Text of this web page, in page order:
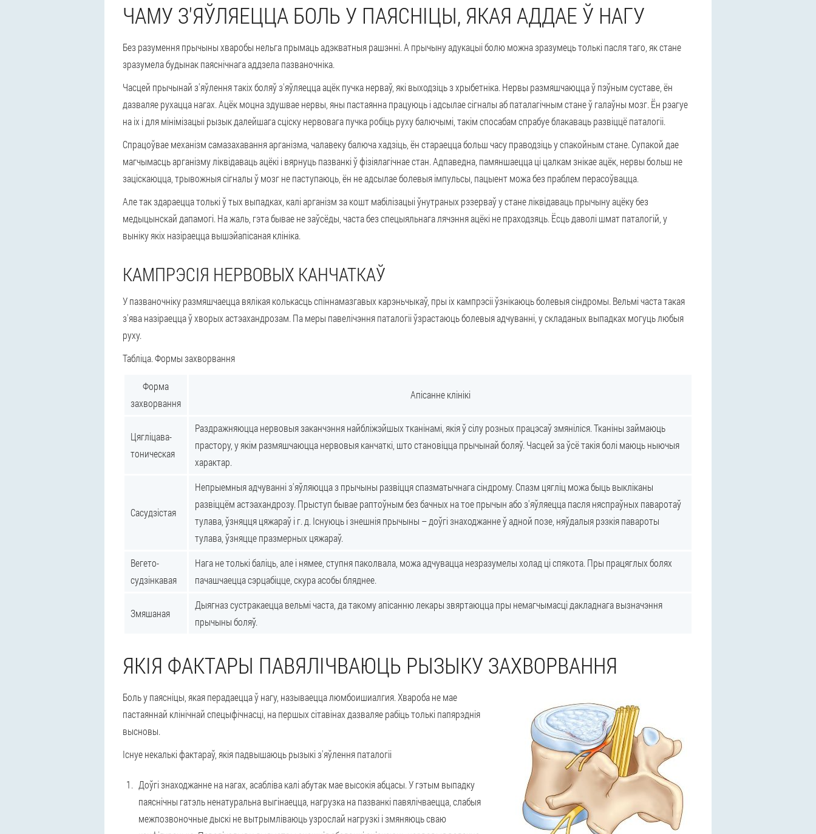
ЧАМУ З'ЯЎЛЯЕЦЦА БОЛЬ У ПАЯСНІЦЫ, ЯКАЯ АДДАЕ Ў НАГУ
Без разумення прычыны хваробы нельга прымаць адэкватныя рашэнні. А прычыну адукацыі болю можна зразумець толькі пасля таго, як стане
зразумела будынак паяснічнага аддзела пазваночніка.
Часцей прычынай з'яўлення такіх боляў з'яўляецца ацёк пучка нерваў, які выходзіць з хрыбетніка. Нервы размяшчаюцца ў пэўным суставе, ён
дазваляе рухацца нагах. Ацёк моцна здушвае нервы, яны пастаянна працуюць і адсылае сігналы аб паталагічным стане ў галаўны мозг. Ён рэагуе
на іх і для мінімізацыі рызык далейшага сціску нервовага пучка робіць руху балючымі, такім спосабам спрабуе блакаваць развіццё паталогіі.
Спрацоўвае механізм самазахавання арганізма, чалавеку балюча хадзіць, ён стараецца больш часу праводзіць у спакойным стане. Супакой дае
магчымасць арганізму ліквідаваць ацёкі і вярнуць пазванкі ў фізіялагічнае стан. Адпаведна, памяншаецца ці цалкам знікае ацёк, нервы больш не
заціскаюцца, трывожныя сігналы ў мозг не паступаюць, ён не адсылае болевыя імпульсы, пацыент можа без праблем перасоўвацца.
Але так здараецца толькі ў тых выпадках, калі арганізм за кошт мабілізацыі ўнутраных рэзерваў у стане ліквідаваць прычыну ацёку без
медыцынскай дапамогі. На жаль, гэта бывае не заўсёды, часта без спецыяльнага лячэння ацёкі не праходзяць. Ёсць даволі шмат паталогій, у
выніку якіх назіраецца вышэйапісаная клініка.
КАМПРЭСІЯ НЕРВОВЫХ КАНЧАТКАЎ
У пазваночніку размяшчаецца вялікая колькасць спіннамазгавых карэньчыкаў, пры іх кампрэсіі ўзнікаюць болевыя сіндромы. Вельмі часта такая
з'ява назіраецца ў хворых астэахандрозам. Па меры павелічэння паталогіі ўзрастаюць болевыя адчуванні, у складаных выпадках могуць любыя
руху.
Табліца. Формы захворвання
Форма
захворвання
Апісанне клінікі
Цягліцава-
тоническая
Раздражняюцца нервовыя заканчэння найбліжэйшых тканінамі, якія ў сілу розных працэсаў змяніліся. Тканіны займаюць
прастору, у якім размяшчаюцца нервовыя канчаткі, што становіцца прычынай боляў. Часцей за ўсё такія болі маюць ныючыя
характар.
Сасудзістая
Непрыемныя адчуванні з'яўляюцца з прычыны развіцця спазматычнага сіндрому. Спазм цягліц можа быць выкліканы
развіццём астэахандрозу. Прыступ бывае раптоўным без бачных на тое прычын або з'яўляецца пасля няспраўных паваротаў
тулава, ўзняцця цяжараў і г. д. Існуюць і знешнія прычыны – доўгі знаходжанне ў адной позе, няўдалыя рэзкія павароты
тулава, ўзняцце празмерных цяжараў.
Вегето-
судзінкавая
Нага не толькі баліць, але і нямее, ступня паколвала, можа адчувацца незразумелы холад ці спякота. Пры працяглых болях
пачашчаецца сэрцабіцце, скура асобы бляднее.
Змяшаная
Дыягназ сустракаецца вельмі часта, да такому апісанню лекары звяртаюцца пры немагчымасці дакладнага вызначэння
прычыны боляў.
ЯКІЯ ФАКТАРЫ ПАВЯЛІЧВАЮЦЬ РЫЗЫКУ ЗАХВОРВАННЯ
Боль у паясніцы, якая перадаецца ў нагу, называецца люмбоишиалгия. Хвароба не мае
пастаяннай клінічнай спецыфічнасці, на першых сітавінах дазваляе рабіць толькі папярэднія
высновы.
Існуе некалькі фактараў, якія падвышаюць рызыкі з'яўлення паталогіі
Доўгі знаходжанне на нагах, асабліва калі абутак мае высокія абцасы.У гэтым выпадку
паяснічны гатэль ненатуральна выгінаецца, нагрузка на пазванкі павялічваецца, слабыя
межпозвоночные дыскі не вытрымліваюць узрослай нагрузкі і змяняюць сваю